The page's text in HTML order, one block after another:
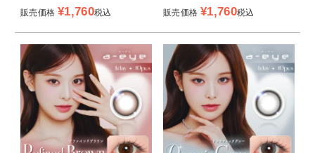
ーブ）
DIA（直径）
14.0mm
14.2mm
14.5mm
着色直径
12.7mm
13.0mm
13.1mm
13.3mm
販売価格 ¥1,760税込 販売価格 ¥1,760税込